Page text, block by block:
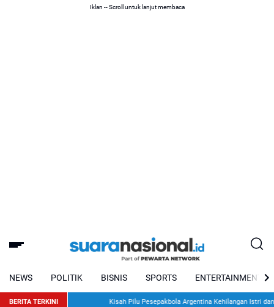
Iklan -- Scroll untuk lanjut membaca
NEWS POLITIK BISNIS SPORTS ENTERTAINMENT
BERITA TERKINI Kisah Pilu Pesepakbola Argentina Kehilangan Istri dan